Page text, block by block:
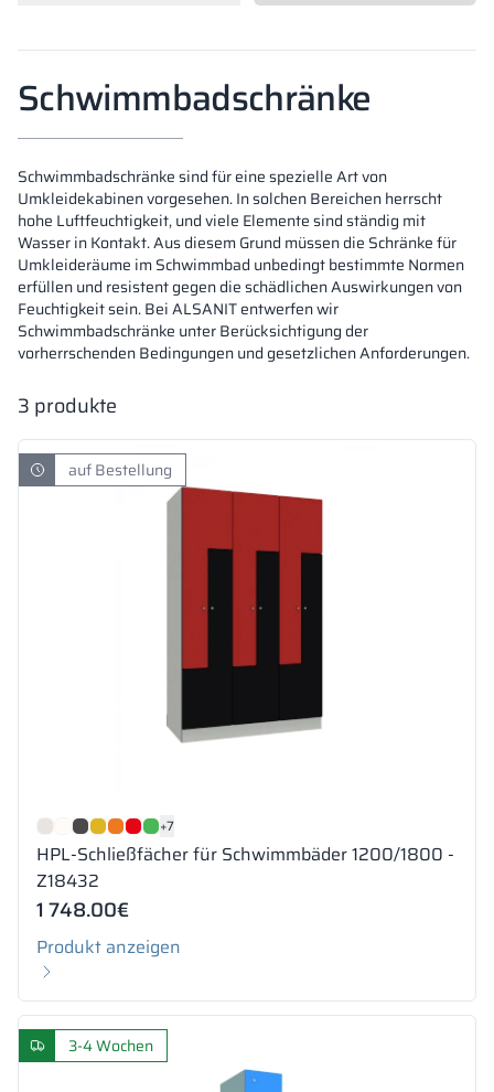
Schlösser für
Trennwände
Lamellen
Altus
Vitral
L-Typ-Schränke
Vollständiges
Zulassungen,
Materialien
Karte aller
Schwimmbadschränke
Schwimmbadschränke sind für eine spezielle Art von
Umkleidekabinen vorgesehen. In solchen Bereichen herrscht
hohe Luftfeuchtigkeit, und viele Elemente sind ständig mit
Wasser in Kontakt. Aus diesem Grund müssen die Schränke für
Umkleideräume im Schwimmbad unbedingt bestimmte Normen
erfüllen und resistent gegen die schädlichen Auswirkungen von
Feuchtigkeit sein. Bei ALSANIT entwerfen wir
Schwimmbadschränke unter Berücksichtigung der
vorherrschenden Bedingungen und gesetzlichen Anforderungen.
3 produkte
auf Bestellung
+7
HPL-Schließfächer für Schwimmbäder 1200/1800 -
Z18432
1 748.00€
Produkt anzeigen
3-4 Wochen